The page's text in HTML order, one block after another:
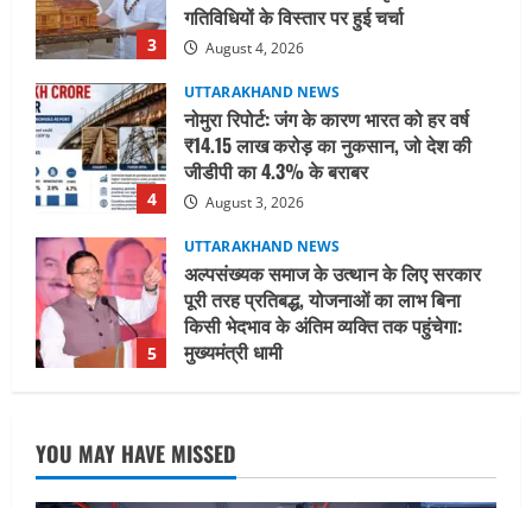
₹14.15 लाख करोड़ का नुकसान, जो देश की
जीडीपी का 4.3% के बराबर
UTTARAKHAND NEWS
अल्पसंख्यक समाज के उत्थान के लिए सरकार
पूरी तरह प्रतिबद्ध, योजनाओं का लाभ बिना
किसी भेदभाव के अंतिम व्यक्ति तक पहुंचेगा:
August 2, 2026
UTTARAKHAND NEWS
मिस उत्तराखंड 2026 के सब-कॉन्टेस्ट ‘मिस
ब्यूटीफुल आइज़’ एवं ‘मिस ब्यूटीफुल हेयर’ का
आयोजन
एमआईटी वर्ल्ड पीस यूनिवर्सिटी और जर्मनी के
बीएसबीआई के बीच समझौता; भारतीय छात्रों
YOU MAY HAVE MISSED